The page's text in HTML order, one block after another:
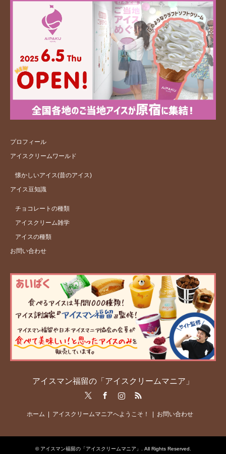
プロフィール
アイスクリームワールド
懐かしいアイス(昔のアイス)
アイス豆知識
チョコレートの種類
アイスクリーム雑学
アイスの種類
お問い合わせ
アイスマン福留の「アイスクリームマニア」
RSS
ホーム アイスクリームマニアへようこそ！ お問い合わせ
© アイスマン福留の「アイスクリームマニア」 . All Rights Reserved.